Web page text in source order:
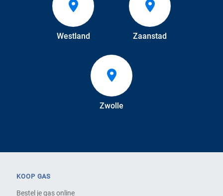
Westland Zaanstad
Zwolle
KOOP GAS
Bestel je gas online